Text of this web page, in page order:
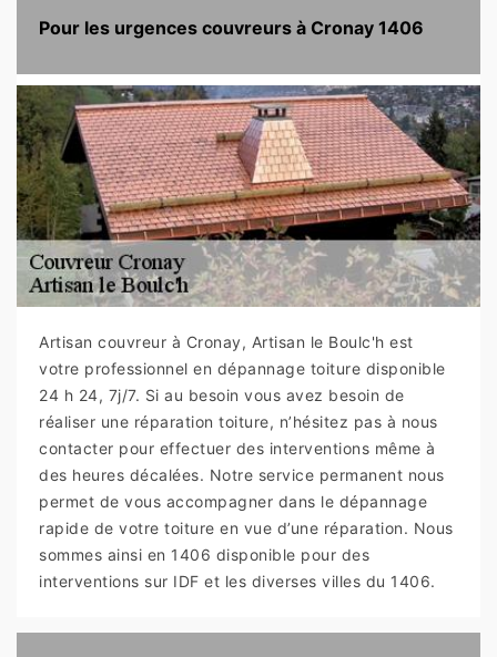
Pour les urgences couvreurs à Cronay 1406
Artisan couvreur à Cronay, Artisan le Boulc'h est
votre professionnel en dépannage toiture disponible
24 h 24, 7j/7. Si au besoin vous avez besoin de
réaliser une réparation toiture, n’hésitez pas à nous
contacter pour effectuer des interventions même à
des heures décalées. Notre service permanent nous
permet de vous accompagner dans le dépannage
rapide de votre toiture en vue d’une réparation. Nous
sommes ainsi en 1406 disponible pour des
interventions sur IDF et les diverses villes du 1406.